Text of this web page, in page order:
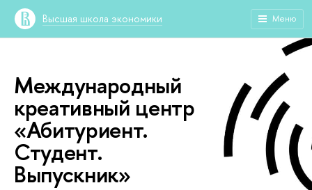
ысшая школа экономики Меню
Международный
креативный центр
«Абитуриент.
Студент.
ыпускник»